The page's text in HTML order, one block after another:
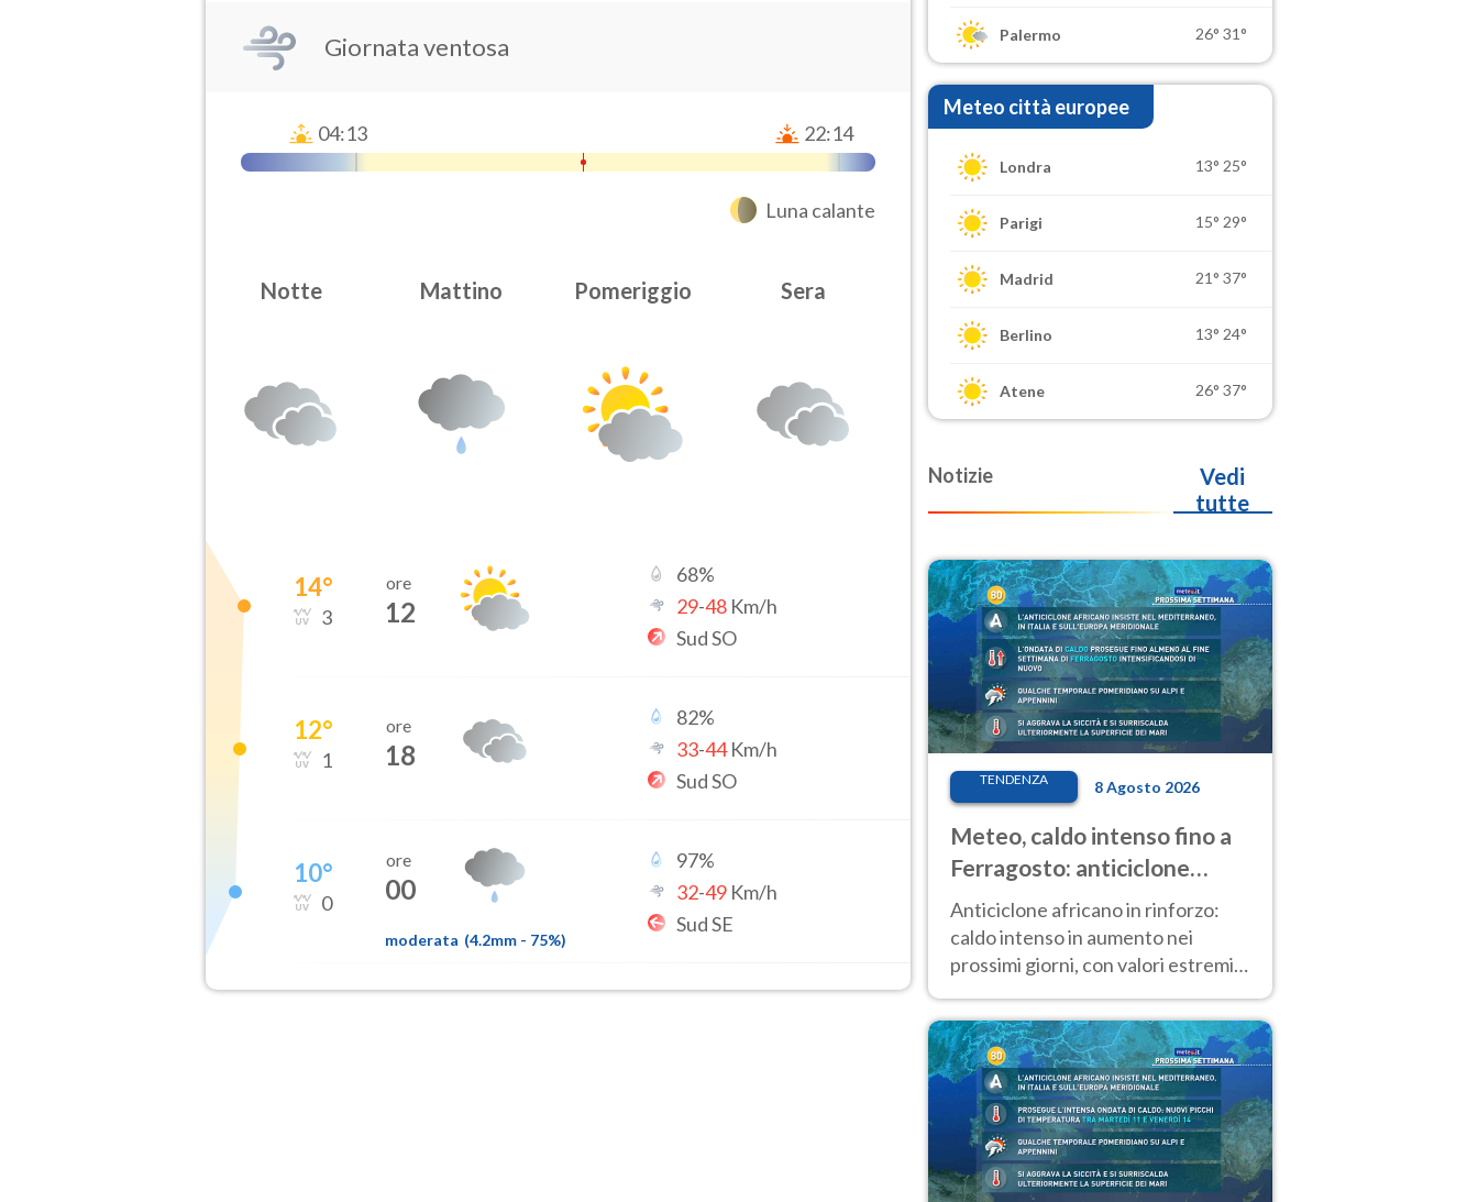
Giornata ventosa
04:13 22:14
Luna calante
Notte Mattino Pomeriggio Sera
14°
3
ore
12
68%
29-48 Km/h
Sud SO
12°
1
ore
18
82%
33-44Km/h
Sud SO
10°
0
ore
00
moderata (4.2mm - 75%)
97%
32-49 Km/h
Sud SE
Palermo 26° 31°
Meteo città europee
Londra 13° 25°
Parigi 15° 29°
Madrid 21° 37°
Berlino 13° 24°
Atene 26° 37°
Notizie
Vedi
tutte
TENDENZA 8 Agosto 2026
Meteo, caldo intenso fino a
Ferragosto: anticiclone
africano ancora
protagonista
Anticiclone africano in rinforzo:
caldo intenso in aumento nei
prossimi giorni, con valori estremi
d’Italia